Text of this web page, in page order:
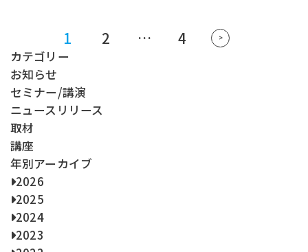
稿
の
ペ
ー
ジ
送
り
1 2 … 4 >
カテゴリー
お知らせ
セミナー/講演
ニュースリリース
取材
講座
年別アーカイブ
2026
2025
2024
2023